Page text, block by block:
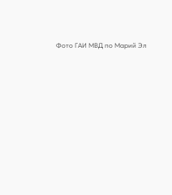
Фото ГАИ МВД по Марий Эл